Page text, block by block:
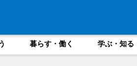
暮らす・働く 学ぶ・知る